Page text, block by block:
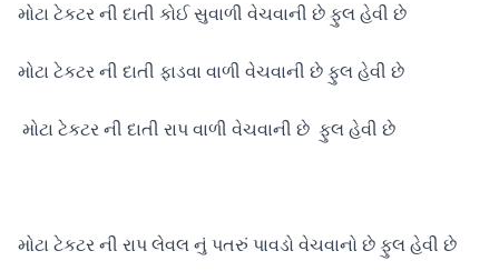
મોટા ટેકટર ની દાતી કોઈ સુવાળી વેચવાની છે ફુલ હેવી છે
મોટા ટેકટર ની દાતી ફાડવા વાળી વેચવાની છે ફુલ હેવી છે
મોટા ટેકટર ની રાપ લેવલ નું પતરું પાવડો વેચવાનો છે ફુલ હેવી છે